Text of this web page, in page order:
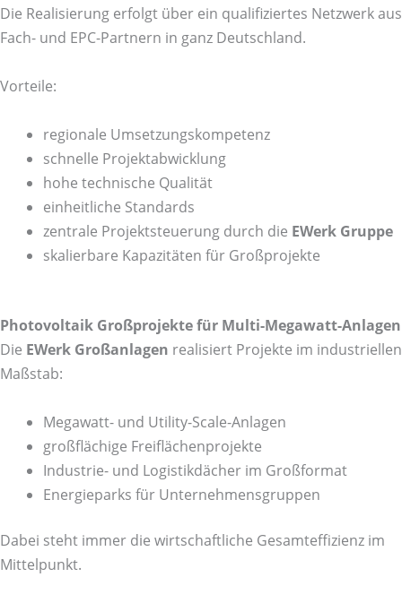
Die Realisierung erfolgt über ein qualifiziertes Netzwerk aus
Fach- und EPC-Partnern in ganz Deutschland.
Vorteile:
regionale Umsetzungskompetenz
schnelle Projektabwicklung
hohe technische Qualität
einheitliche Standards
zentrale Projektsteuerung durch die EWerk Gruppe
skalierbare Kapazitäten für Großprojekte
Photovoltaik Großprojekte für Multi-Megawatt-Anlagen
Die EWerk Großanlagen realisiert Projekte im industriellen
Maßstab:
Megawatt- und Utility-Scale-Anlagen
großflächige Freiflächenprojekte
Industrie- und Logistikdächer im Großformat
Energieparks für Unternehmensgruppen
Dabei steht immer die wirtschaftliche Gesamteffizienz im
Mittelpunkt.